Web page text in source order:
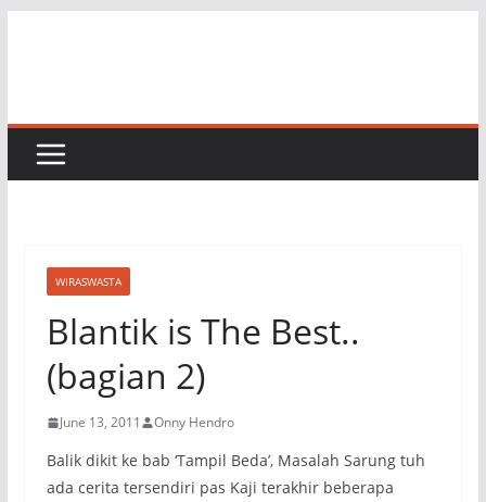
WIRASWASTA
Blantik is The Best..
(bagian 2)
June 13, 2011 Onny Hendro
Balik dikit ke bab ‘Tampil Beda’, Masalah Sarung tuh
ada cerita tersendiri pas Kaji terakhir beberapa